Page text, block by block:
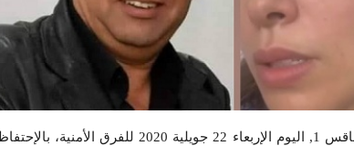
أذن وكيل الجمهورية بالمحكمة الابتدائية صفاقس 1, اليوم الإربعاء 22